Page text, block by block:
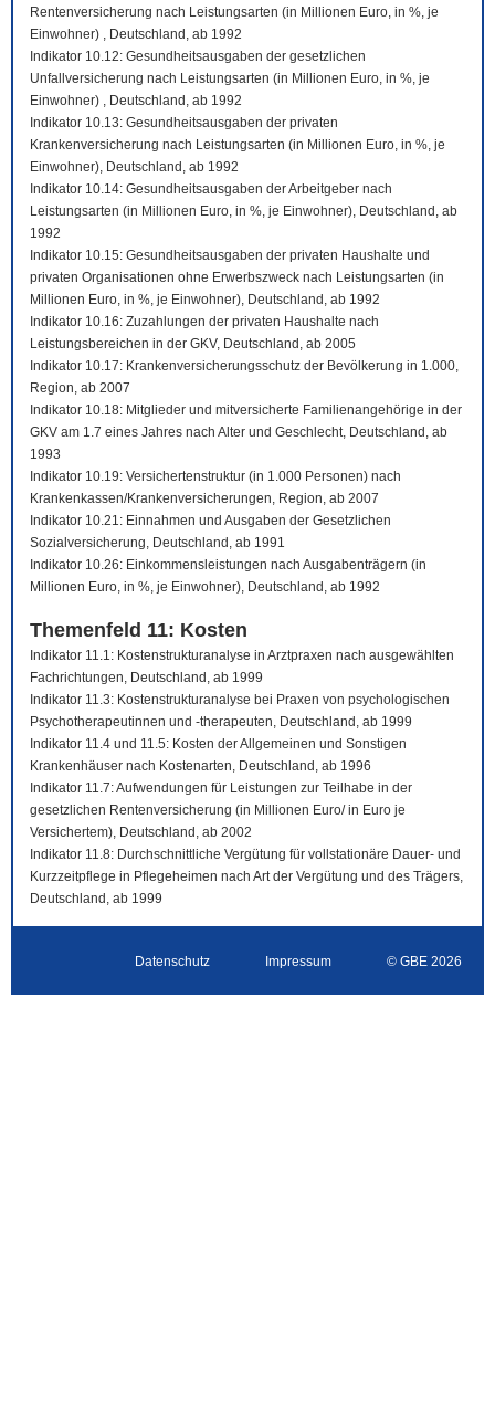
Rentenversicherung nach Leistungsarten (in Millionen Euro, in %, je
Einwohner) , Deutschland, ab 1992
Indikator 10.12: Gesundheitsausgaben der gesetzlichen
Unfallversicherung nach Leistungsarten (in Millionen Euro, in %, je
Einwohner) , Deutschland, ab 1992
Indikator 10.13: Gesundheitsausgaben der privaten
Krankenversicherung nach Leistungsarten (in Millionen Euro, in %, je
Einwohner), Deutschland, ab 1992
Indikator 10.14: Gesundheitsausgaben der Arbeitgeber nach
Leistungsarten (in Millionen Euro, in %, je Einwohner), Deutschland, ab
1992
Indikator 10.15: Gesundheitsausgaben der privaten Haushalte und
privaten Organisationen ohne Erwerbszweck nach Leistungsarten (in
Millionen Euro, in %, je Einwohner), Deutschland, ab 1992
Indikator 10.16: Zuzahlungen der privaten Haushalte nach
Leistungsbereichen in der GKV, Deutschland, ab 2005
Indikator 10.17: Krankenversicherungsschutz der Bevölkerung in 1.000,
Region, ab 2007
Indikator 10.18: Mitglieder und mitversicherte Familienangehörige in der
GKV am 1.7 eines Jahres nach Alter und Geschlecht, Deutschland, ab
1993
Indikator 10.19: Versichertenstruktur (in 1.000 Personen) nach
Krankenkassen/Krankenversicherungen, Region, ab 2007
Indikator 10.21: Einnahmen und Ausgaben der Gesetzlichen
Sozialversicherung, Deutschland, ab 1991
Indikator 10.26: Einkommensleistungen nach Ausgabenträgern (in
Millionen Euro, in %, je Einwohner), Deutschland, ab 1992
Themenfeld 11: Kosten
Indikator 11.1: Kostenstrukturanalyse in Arztpraxen nach ausgewählten
Fachrichtungen, Deutschland, ab 1999
Indikator 11.3: Kostenstrukturanalyse bei Praxen von psychologischen
Psychotherapeutinnen und -therapeuten, Deutschland, ab 1999
Indikator 11.4 und 11.5: Kosten der Allgemeinen und Sonstigen
Krankenhäuser nach Kostenarten, Deutschland, ab 1996
Indikator 11.7: Aufwendungen für Leistungen zur Teilhabe in der
gesetzlichen Rentenversicherung (in Millionen Euro/ in Euro je
Versichertem), Deutschland, ab 2002
Indikator 11.8: Durchschnittliche Vergütung für vollstationäre Dauer- und
Kurzzeitpflege in Pflegeheimen nach Art der Vergütung und des Trägers,
Deutschland, ab 1999
Datenschutz Impressum © GBE 2026